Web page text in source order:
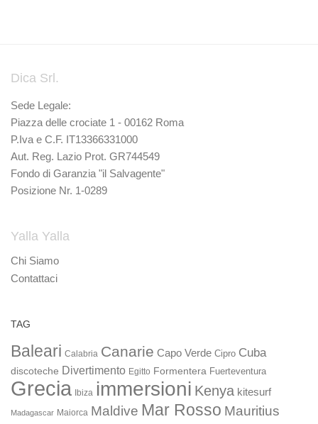
Dica Srl.
Sede Legale:
Piazza delle crociate 1 - 00162 Roma
P.Iva e C.F. IT13366331000
Aut. Reg. Lazio Prot. GR744549
Fondo di Garanzia "il Salvagente"
Posizione Nr. 1-0289
Yalla Yalla
Chi Siamo
Contattaci
TAG
Baleari Calabria Canarie Capo Verde Cipro Cuba
discoteche Divertimento Egitto Formentera Fuerteventura
Grecia Ibiza immersioni Kenya kitesurf
Madagascar Maiorca Maldive Mar Rosso Mauritius